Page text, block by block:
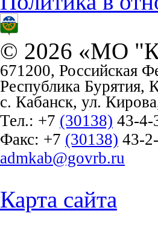
© 2026 «МО
671200, Российская
Республика Бурятия,
с. Кабанск, ул.
Тел.: +7 (30138) 43-4-
Факс: +7 (30138) 43-
admkab@govrb.ru
Карта сайта